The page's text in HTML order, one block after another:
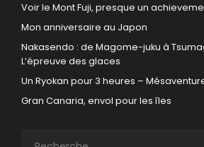
Voir le Mont Fuji, presque un
Mon anniversaire au Japon
Nakasendo : de Magome-juku à
L’épreuve des glaces
Un Ryokan pour 3 heures –
Gran Canaria, envol pour les îles